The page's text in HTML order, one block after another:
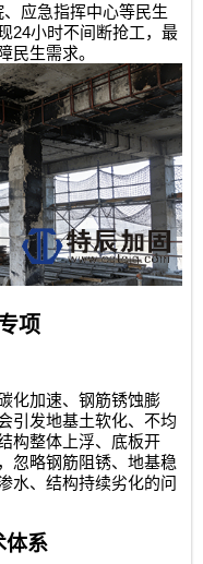
应急指挥中心等民生
24小时不间断抢工，最
民生需求。
项
化加速、钢筋锈蚀膨
引发地基土软化、不均
构整体上浮、底板开
忽略钢筋阻锈、地基稳
水、结构持续劣化的问
体系